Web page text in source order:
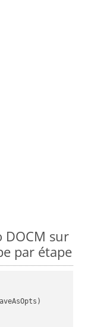
DOCM sur
par étape